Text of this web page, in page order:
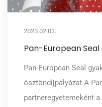
2023.02.03.
Pan-European
Pan-European Seal
ösztöndíjpályázat A
partneregyetemeként